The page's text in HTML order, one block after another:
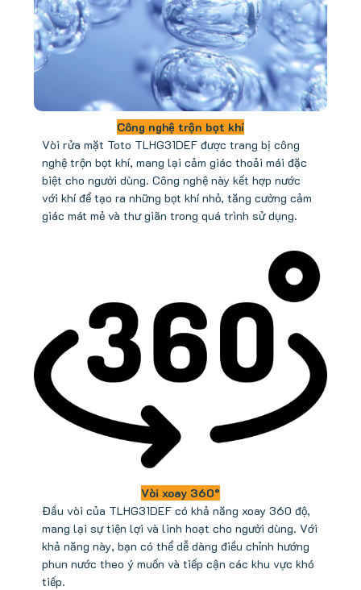
Công nghệ trộn bọt khí
Vòi rửa mặt Toto TLHG31DEF được trang bị công
nghệ trộn bọt khí, mang lại cảm giác thoải mái đặc
biệt cho người dùng. Công nghệ này kết hợp nước
với khí để tạo ra những bọt khí nhỏ, tăng cường cảm
giác mát mẻ và thư giãn trong quá trình sử dụng.
Vòi xoay 360°
Đầu vòi của TLHG31DEF có khả năng xoay 360 độ,
mang lại sự tiện lợi và linh hoạt cho người dùng. Với
khả năng này, bạn có thể dễ dàng điều chỉnh hướng
phun nước theo ý muốn và tiếp cận các khu vực khó
tiếp.